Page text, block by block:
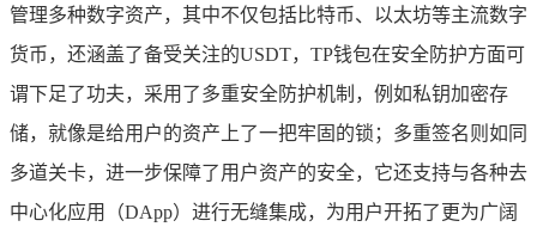
管理多种数字资产，其中不仅包括比特币、以太坊等主流数字
货币，还涵盖了备受关注的USDT，TP钱包在安全防护方面可
谓下足了功夫，采用了多重安全防护机制，例如私钥加密存
储，就像是给用户的资产上了一把牢固的锁；多重签名则如同
多道关卡，进一步保障了用户资产的安全，它还支持与各种去
中心化应用（DApp）进行无缝集成，为用户开拓了更为广阔